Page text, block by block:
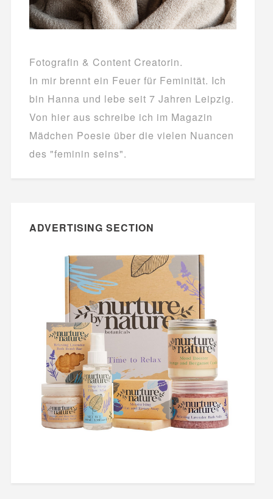
Fotografin & Content Creatorin.
In mir brennt ein Feuer für Feminität. Ich
bin Hanna und lebe seit 7 Jahren Leipzig.
Von hier aus schreibe ich im Magazin
Mädchen Poesie über die vielen Nuancen
des "feminin seins".
ADVERTISING SECTION